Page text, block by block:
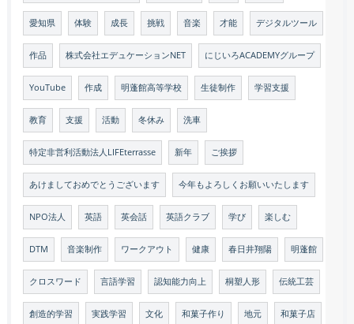
愛知県 体験 成長 挑戦 音楽 才能 デジタルツール
作品 株式会社エデュケーションNET にじいろACADEMYグループ
YouTube 作成 明蓬館高等学校 生徒制作 学習支援
教育 支援 活動 冬休み 洗車
特定非営利活動法人LIFEterrasse 新年 ご挨拶
あけましておめでとうございます 今年もよろしくお願いいたします
NPO法人 英語 英会話 英語クラブ 学び 楽しむ
DTM 音楽制作 ワークアウト 健康 春日井翔陽 明蓬館
クロスワード 言語学習 認知能力向上 桐塑人形 伝統工芸
創造的学習 実践学習 文化 和菓子作り 地元 和菓子店